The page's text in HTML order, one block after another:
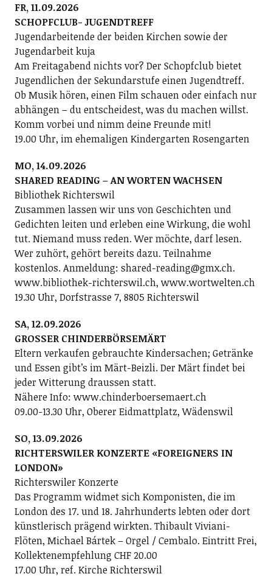
FR, 11.09.2026
SCHOPFCLUB- JUGENDTREFF
Jugendarbeitende der beiden Kirchen sowie der
Jugendarbeit kuja
Am Freitagabend nichts vor? Der Schopfclub bietet
Jugendlichen der Sekundarstufe einen Jugendtreff.
Ob Musik hören, einen Film schauen oder einfach nur
abhängen – du entscheidest, was du machen willst.
Komm vorbei und nimm deine Freunde mit!
19.00 Uhr, im ehemaligen Kindergarten Rosengarten
MO, 14.09.2026
SHARED READING – AN WORTEN WACHSEN
Bibliothek Richterswil
Zusammen lassen wir uns von Geschichten und
Gedichten leiten und erleben eine Wirkung, die wohl
tut. Niemand muss reden. Wer möchte, darf lesen.
Wer zuhört, gehört bereits dazu. Teilnahme
kostenlos. Anmeldung: shared-reading@gmx.ch.
www.bibliothek-richterswil.ch, www.wortwelten.ch
19.30 Uhr, Dorfstrasse 7, 8805 Richterswil
SA, 12.09.2026
GROSSER CHINDERBÖRSEMÄRT
Eltern verkaufen gebrauchte Kindersachen; Getränke
und Essen gibt’s im Märt-Beizli. Der Märt findet bei
jeder Witterung draussen statt.
Nähere Info: www.chinderboersemaert.ch
09.00-13.30 Uhr, Oberer Eidmattplatz, Wädenswil
SO, 13.09.2026
RICHTERSWILER KONZERTE «FOREIGNERS IN
LONDON»
Richterswiler Konzerte
Das Programm widmet sich Komponisten, die im
London des 17. und 18. Jahrhunderts lebten oder dort
künstlerisch prägend wirkten. Thibault Viviani-
Flöten, Michael Bártek – Orgel / Cembalo. Eintritt Frei,
Kollektenempfehlung CHF 20.00
17.00 Uhr, ref. Kirche Richterswil